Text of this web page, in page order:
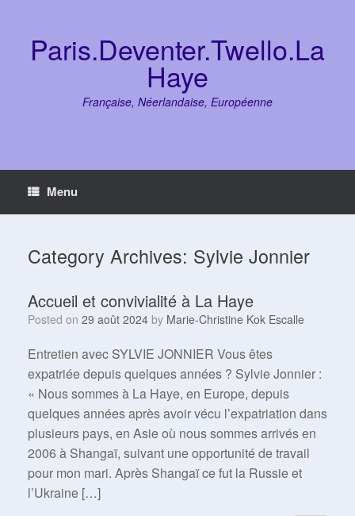
contentParis.Deventer.Twello.La
Haye
Française, Néerlandaise, Européenne
Menu
Category Archives: Sylvie Jonnier
Accueil et convivialité à La Haye
Posted on 29 août 2024 by Marie-Christine Kok Escalle
Entretien avec SYLVIE JONNIER Vous êtes
expatriée depuis quelques années ? Sylvie Jonnier :
« Nous sommes à La Haye, en Europe, depuis
quelques années après avoir vécu l’expatriation dans
plusieurs pays, en Asie où nous sommes arrivés en
2006 à Shangaï, suivant une opportunité de travail
pour mon mari. Après Shangaï ce fut la Russie et
l’Ukraine […]